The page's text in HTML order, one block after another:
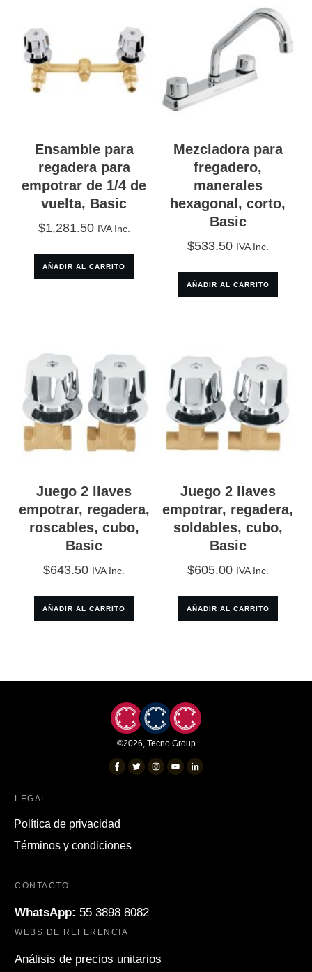
Ensamble para
regadera para
empotrar de 1/4 de
vuelta, Basic
$1,281.50 IVA Inc.
AÑADIR AL CARRITO
Mezcladora para
fregadero,
manerales
hexagonal, corto,
Basic
$533.50 IVA Inc.
AÑADIR AL CARRITO
Juego 2 llaves
empotrar, regadera,
roscables, cubo,
Basic
$643.50 IVA Inc.
AÑADIR AL CARRITO
Juego 2 llaves
empotrar, regadera,
soldables, cubo,
Basic
$605.00 IVA Inc.
AÑADIR AL CARRITO
©2026, Tecno Group
LEGAL
Política de privacidad
Términos y condiciones
CONTACTO
WhatsApp: 55 3898 8082
WEBS DE REFERENCIA
Análisis de precios unitarios